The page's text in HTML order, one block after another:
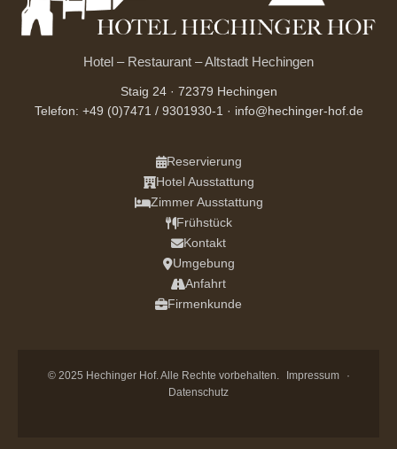
Hotel – Restaurant – Altstadt Hechingen
Staig 24 · 72379 Hechingen
Telefon: +49 (0)7471 / 9301930-1 · info@hechinger-hof.de
Reservierung
Hotel Ausstattung
Zimmer Ausstattung
Frühstück
Kontakt
Umgebung
Anfahrt
Firmenkunde
© 2025 Hechinger Hof. Alle Rechte vorbehalten. Impressum
·
Datenschutz